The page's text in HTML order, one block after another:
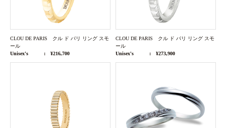
CLOU DE PARIS クル ド パリ リング スモ
ール
Unisex's
¥216,700
CLOU DE PARIS クル ド パリ リング スモ
ール
Unisex's
¥273,900